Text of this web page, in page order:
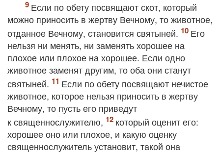
Если по обету посвящают скот, который
можно приносить в жертву Вечному, то животное,
отданное Вечному, становится святыней.
Его
нельзя ни менять, ни заменять хорошее на
плохое или плохое на хорошее. Если одно
животное заменят другим, то оба они станут
святыней.
Если по обету посвящают нечистое
животное, которое нельзя приносить в жертву
Вечному, то пусть его приведут
к священнослужителю,
который оценит его:
хорошее оно или плохое, и какую оценку
священнослужитель установит, такой она